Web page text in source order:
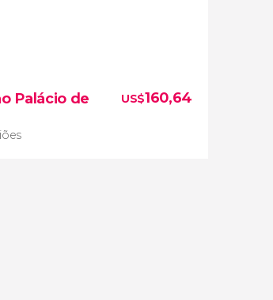
pontos de interesse da cidade
Palácio de
US$160,64